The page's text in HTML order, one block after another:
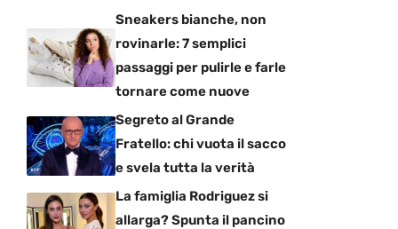
Sneakers bianche, non
rovinarle: 7 semplici
passaggi per pulirle e farle
tornare come nuove
Segreto al Grande
Fratello: chi vuota il sacco
e svela tutta la verità
La famiglia Rodriguez si
allarga? Spunta il pancino